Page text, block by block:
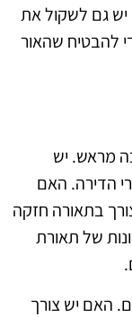
יש גם לשקול את
להבטיח שהאור
מראש. יש
הדירה. האם
בתאורה חזקה
של תאורת
האם יש צורך